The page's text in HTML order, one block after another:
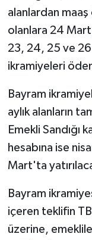
alanlardan
olanlara 24
23, 24, 25 ve
ikramiyeleri
Bayram
aylık alanların
Emekli Sandığı
hesabına ise
Mart'ta
Bayram
içeren teklifin
üzerine,